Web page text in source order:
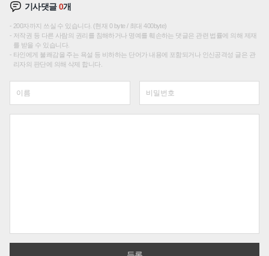
기사댓글0개
200자까지 쓰실 수 있습니다. (현재 0 byte / 최대 400byte)
저작권 등 다른 사람의 권리를 침해하거나 명예를 훼손하는 댓글은 관련 법률에 의해 제재
를 받을 수 있습니다.
타인에게 불쾌감을 주는 욕설 등 비하하는 단어가 내용에 포함되거나 인신공격성 글은 관
리자의 판단에 의해 삭제 합니다.